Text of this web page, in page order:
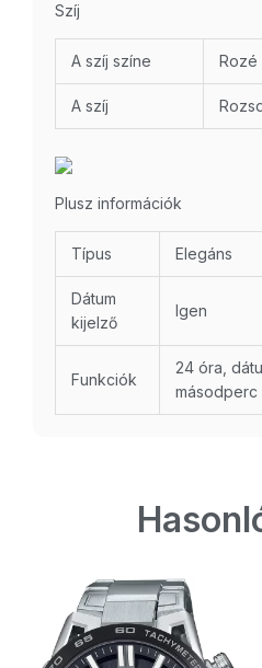
Szíj
A szíj színe Rozé
A szíj
Plusz információk
Típus Elegáns
Dátum
kijelző
Igen
Funkciók
24 óra,
másodperc